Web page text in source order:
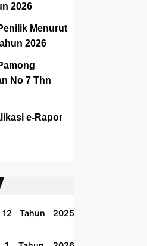
2026
Menurut
2026
No 7 Thn
e-Rapor
12 Tahun 2025